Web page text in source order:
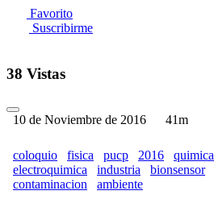
Favorito
Suscribirme
38 Vistas
10 de Noviembre de 2016 41m
coloquio fisica pucp 2016 quimica
electroquimica
industria bionsensor
contaminacion
ambiente